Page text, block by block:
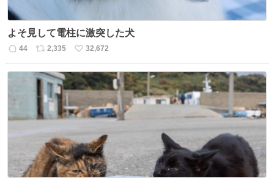
よそ見して電柱に激突した犬
返
数
44
リ
ス
ト
数
2,335
い
ね
数
32,672